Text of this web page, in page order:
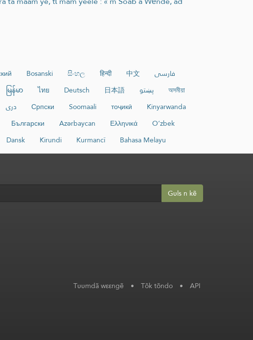
Bosanski සිංහල हिन्दी 中文
فارسی
မြန်မာ ไทย Deutsch 日本語 پښتو
অসমীয়া
دری Српски Soomaali тоҷикӣ
Kinyarwanda
Български Azərbaycan Ελληνικά
O‘zbek
Dansk Kirundi Kurmancî Bahasa Melayu
Gʋls n kẽ
Tʋʋmdã wεεngẽ • Tõk tõndo • API